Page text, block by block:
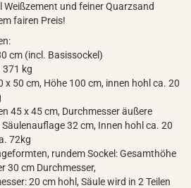
Weißzement und feiner Quarzsand
fairen Preis!
cm (incl. Basissockel)
371 kg
x 50 cm, Höhe 100 cm, innen hohl ca. 20
45 x 45 cm, Durchmesser äußere
32 cm, Innen hohl ca. 20
72kg
rundem Sockel: Gesamthöhe
30 cm Durchmesser,
20 cm hohl, Säule wird in 2 Teilen